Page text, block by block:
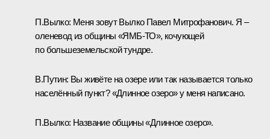
П.Вылко: Меня зовут Вылко Павел Митрофанович. Я –
оленевод из общины «ЯМБ-ТО», кочующей
по большеземельской тундре.
В.Путин: Вы живёте на озере или так называется только
населённый пункт? «Длинное озеро» у меня написано.
П.Вылко: Название общины «Длинное озеро».